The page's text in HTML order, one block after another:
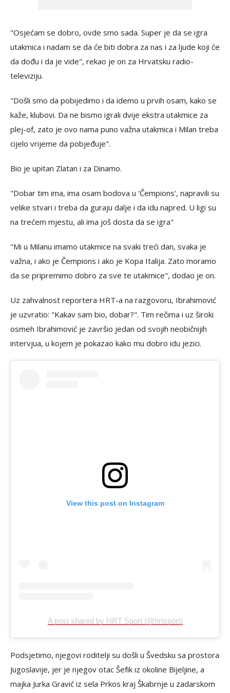
"Osjećam se dobro, ovde smo sada. Super je da se igra
utakmica i nadam se da će biti dobra za nas i za ljude koji će
da dođu i da je vide", rekao je on za Hrvatsku radio-
televiziju.
"Došli smo da pobijedimo i da idemo u prvih osam, kako se
kaže, klubovi. Da ne bismo igrali dvije ekstra utakmice za
plej-of, zato je ovo nama puno važna utakmica i Milan treba
cijelo vrijeme da pobjeđuje".
Bio je upitan Zlatan i za Dinamo.
"Dobar tim ima, ima osam bodova u 'Čempions', napravili su
velike stvari i treba da guraju dalje i da idu napred. U ligi su
na trećem mjestu, ali ima još dosta da se igra"
"Mi u Milanu imamo utakmice na svaki treći dan, svaka je
važna, i ako je Čempions i ako je Kopa Italija. Zato moramo
da se pripremimo dobro za sve te utakmice", dodao je on.
Uz zahvalnost reportera HRT-a na razgovoru, Ibrahimović
je uzvratio: "Kakav sam bio, dobar?". Tim rečima i uz široki
osmeh Ibrahimović je završio jedan od svojih neobičnijih
intervjua, u kojem je pokazao kako mu dobro idu jezici.
View this post on Instagram
A post shared by HRT Sport (@hrtsport)
Podsjetimo, njegovi roditelji su došli u Švedsku sa prostora
Jugoslavije, jer je njegov otac Šefik iz okoline Bijeljine, a
majka Jurka Gravić iz sela Prkos kraj Škabrnje u zadarskom